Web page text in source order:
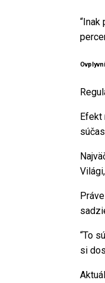
Efekt
“To
si